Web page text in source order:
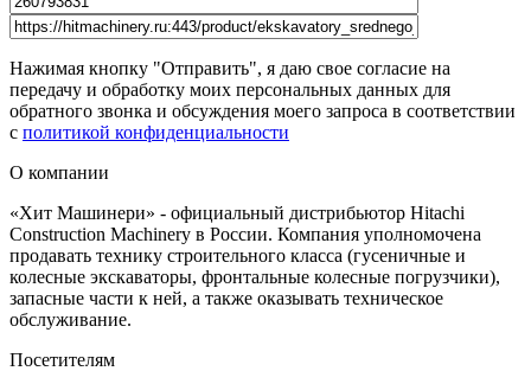
Нажимая кнопку "Отправить", я даю свое согласие на
передачу и обработку моих персональных данных для
обратного звонка и обсуждения моего запроса в соответствии
с политикой конфиденциальности
О компании
«Хит Машинери» - официальный дистрибьютор Hitachi
Construction Machinery в России. Компания уполномочена
продавать технику строительного класса (гусеничные и
колесные экскаваторы, фронтальные колесные погрузчики),
запасные части к ней, а также оказывать техническое
обслуживание.
Посетителям